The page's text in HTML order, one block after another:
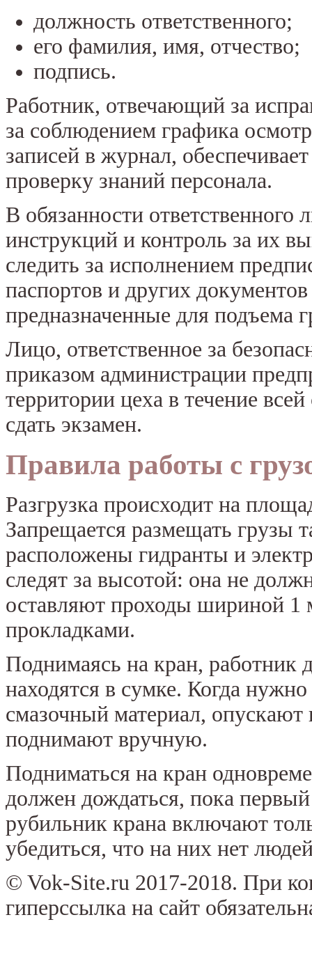
должность ответственного;
его фамилия, имя, отчество;
подпись.
Работник, отвечающий за
за соблюдением графика
записей в журнал,
проверку знаний персонала.
В обязанности ответственного
инструкций и контроль за их
следить за исполнением
паспортов и других
предназначенные для подъема
Лицо, ответственное за
приказом администрации
территории цеха в течение
сдать экзамен.
Правила работы с
Разгрузка происходит на
Запрещается размещать грузы
расположены гидранты и
следят за высотой: она не
оставляют проходы шириной 1
прокладками.
Поднимаясь на кран, работник
находятся в сумке. Когда
смазочный материал, опускают
поднимают вручную.
Подниматься на кран
должен дождаться, пока
рубильник крана включают
убедиться, что на них нет
© Vok-Site.ru 2017-2018. При
гиперссылка на сайт